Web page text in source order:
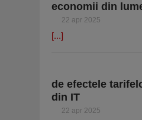
economii din
22 apr 2025
[...]
de efectele
din IT
22 apr 2025